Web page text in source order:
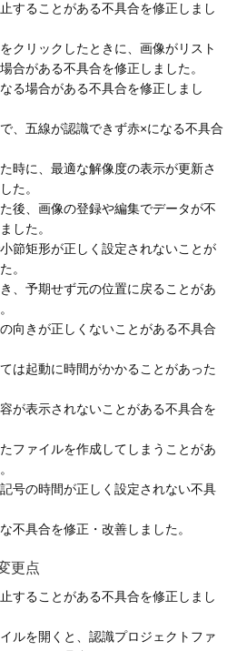
することがある不具合を修正しまし
クリックしたときに、画像がリスト
合がある不具合を修正しました。
る場合がある不具合を修正しまし
、五線が認識できず赤×になる不具合
時に、最適な解像度の表示が更新さ
た。
後、画像の登録や編集でデータが不
した。
節矩形が正しく設定されないことが
。
、予期せず元の位置に戻ることがあ
向きが正しくないことがある不具合
は起動に時間がかかることがあった
が表示されないことがある不具合を
ファイルを作成してしまうことがあ
号の時間が正しく設定されない不具
不具合を修正・改善しました。
更点
することがある不具合を修正しまし
ルを開くと、認識プロジェクトファ